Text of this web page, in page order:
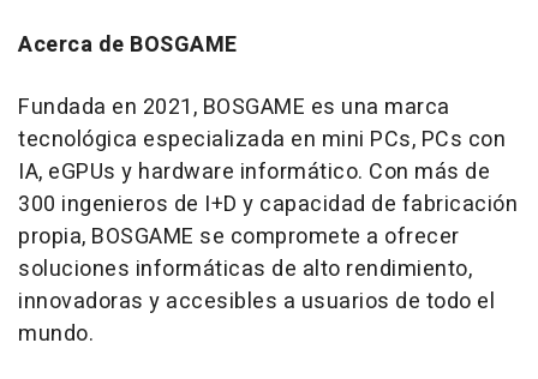
Acerca de BOSGAME
Fundada en 2021, BOSGAME es una marca
tecnológica especializada en mini PCs, PCs con
IA, eGPUs y hardware informático. Con más de
300 ingenieros de I+D y capacidad de fabricación
propia, BOSGAME se compromete a ofrecer
soluciones informáticas de alto rendimiento,
innovadoras y accesibles a usuarios de todo el
mundo.